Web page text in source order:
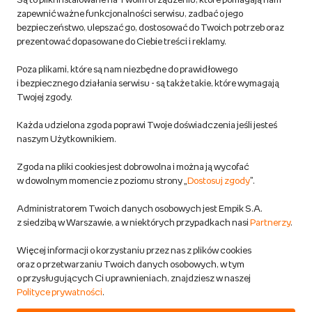
Regulamin empik.com
Pozostałe Regulaminy Empiku
Polityka prywatności empik.com
produktów niebezpiecznych
Dostosuj zgody
Polityka prywatności empik
Raty u partnerów Empiku
Odbiór zużytego sprzętu
zapewnić ważne funkcjonalności serwisu, zadbać o jego
bezpieczeństwo, ulepszać go, dostosować do Twoich potrzeb oraz
prezentować dopasowane do Ciebie treści i reklamy.
Poza plikami, które są nam niezbędne do prawidłowego
i bezpiecznego działania serwisu - są także takie, które wymagają
Twojej zgody.
Każda udzielona zgoda poprawi Twoje doświadczenia jeśli jesteś
naszym Użytkownikiem.
Zgoda na pliki cookies jest dobrowolna i można ją wycofać
w dowolnym momencie z poziomu strony „ Dostosuj zgody”.
Administratorem Twoich danych osobowych jest Empik S.A.
z siedzibą w Warszawie, a w niektórych przypadkach nasi Partnerzy.
Więcej informacji o korzystaniu przez nas z plików cookies
oraz o przetwarzaniu Twoich danych osobowych, w tym
o przysługujących Ci uprawnieniach, znajdziesz w naszej
Polityce prywatności.